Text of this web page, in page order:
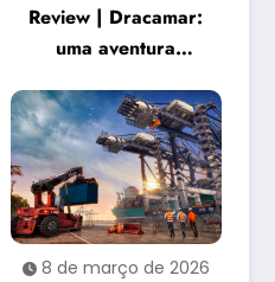
Review | Dracamar:
uma aventura
transforma
simplicidade em
charme
8 de março de 2026